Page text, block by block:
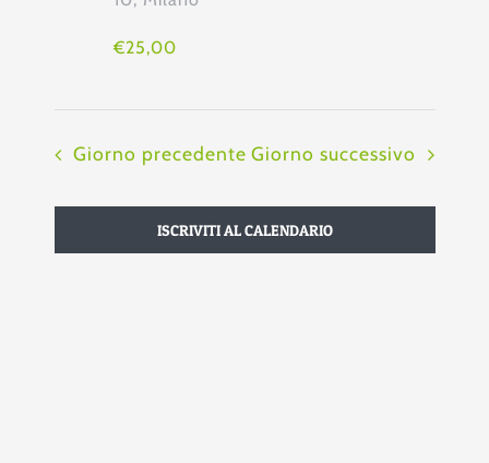
€25,00
Giorno precedente Giorno successivo
ISCRIVITI AL CALENDARIO